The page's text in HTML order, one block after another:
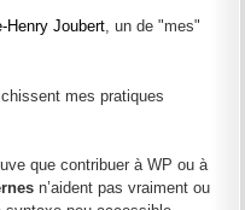
Henry Joubert, un de "mes"
mes pratiques
que contribuer à WP ou à
n’aident pas vraiment ou